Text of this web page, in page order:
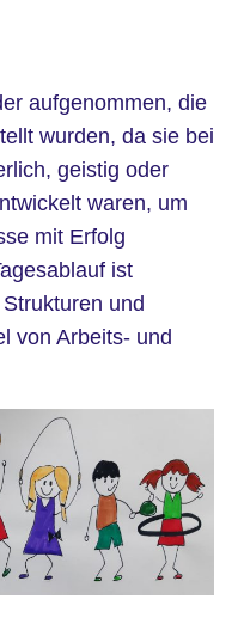
aufgenommen, die
wurden, da sie bei
geistig oder
waren, um
mit Erfolg
ist
und
von Arbeits- und